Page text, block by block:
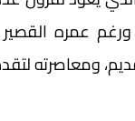
ومعاصرته